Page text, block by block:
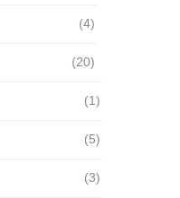
(4)
(20)
(1)
(5)
(3)